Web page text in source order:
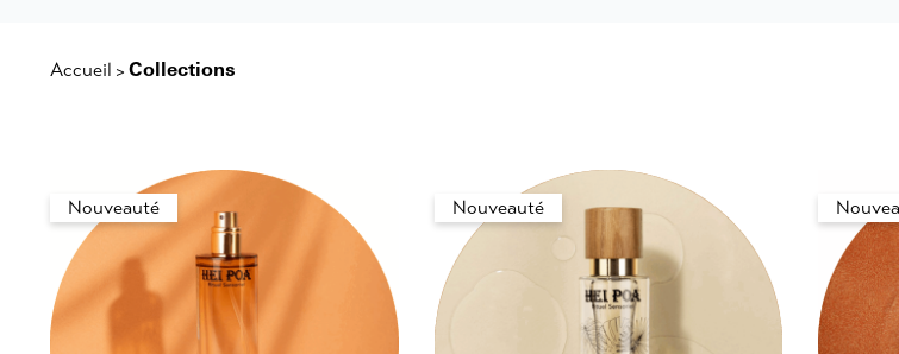
Accueil > Collections
Nouveauté Nouveauté